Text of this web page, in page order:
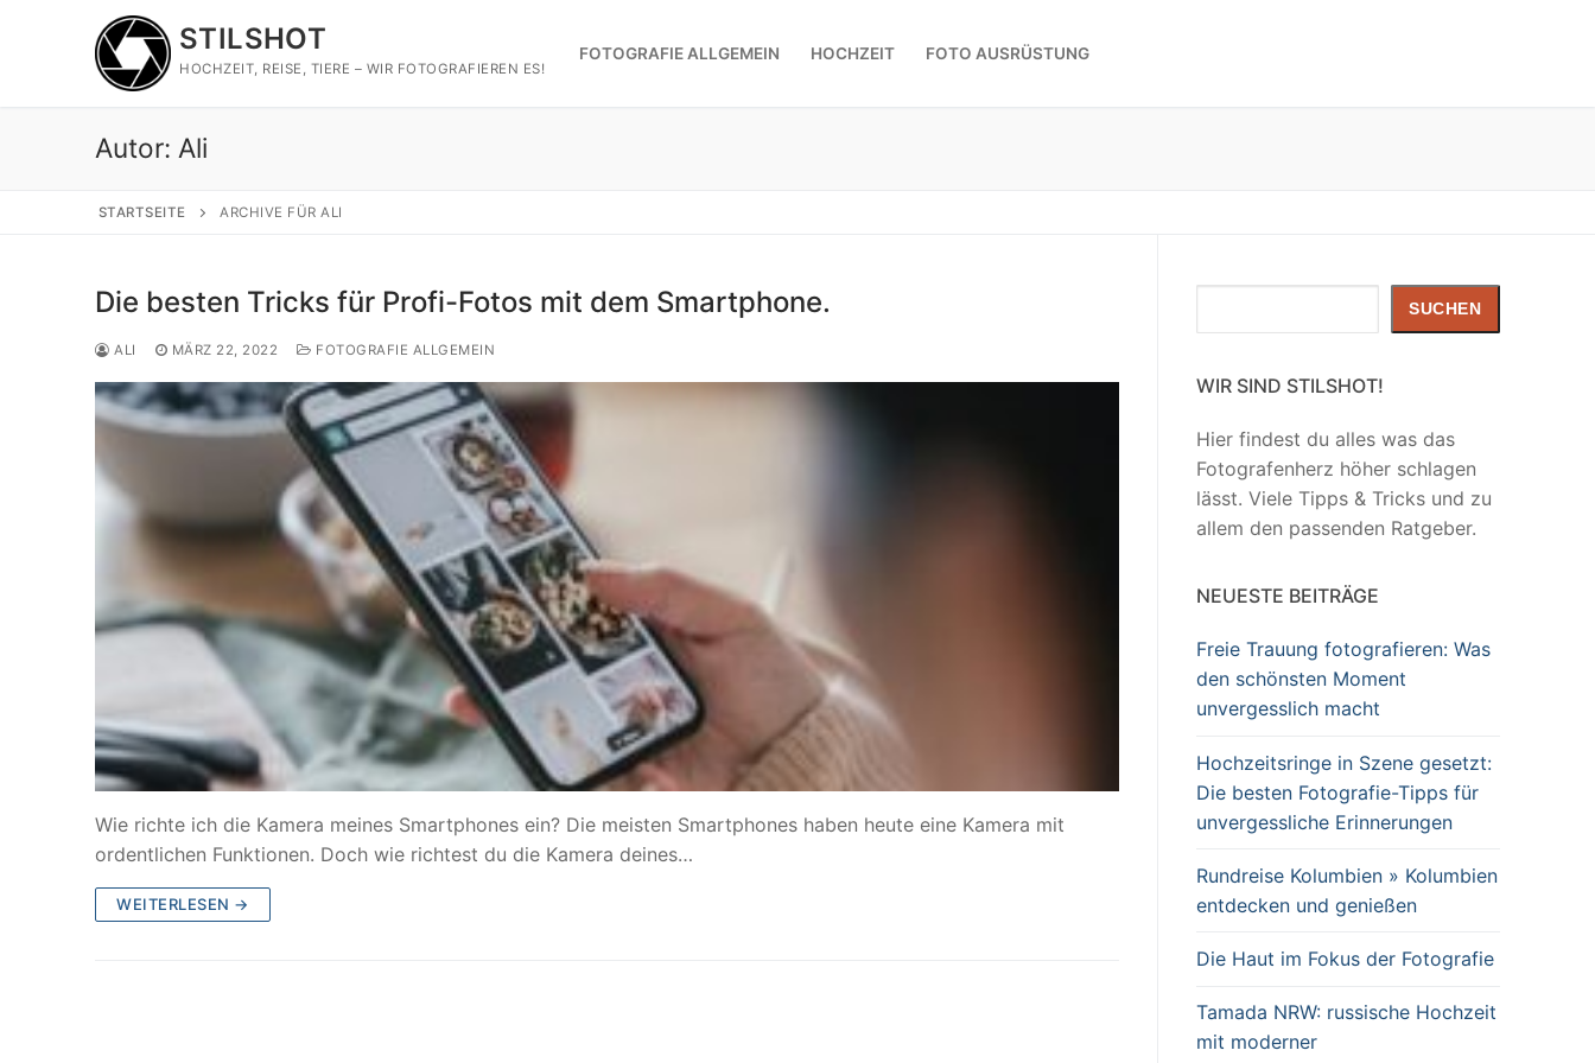
STILSHOT
HOCHZEIT, REISE, TIERE – WIR FOTOGRAFIEREN ES!
FOTOGRAFIE ALLGEMEIN HOCHZEIT FOTO AUSRÜSTUNG
Autor: Ali
STARTSEITE ARCHIVE FÜR ALI
Die besten Tricks für Profi-Fotos mit dem Smartphone.
ALI MÄRZ 22, 2022 FOTOGRAFIE ALLGEMEIN
Wie richte ich die Kamera meines Smartphones ein? Die meisten Smartphones haben heute eine Kamera mit
ordentlichen Funktionen. Doch wie richtest du die Kamera deines…
WEITERLESEN →
SUCHEN
WIR SIND STILSHOT!
Hier findest du alles was das
Fotografenherz höher schlagen
lässt. Viele Tipps & Tricks und zu
allem den passenden Ratgeber.
NEUESTE BEITRÄGE
Freie Trauung fotografieren: Was
den schönsten Moment
unvergesslich macht
Hochzeitsringe in Szene gesetzt:
Die besten Fotografie-Tipps für
unvergessliche Erinnerungen
Rundreise Kolumbien » Kolumbien
entdecken und genießen
Die Haut im Fokus der Fotografie
Tamada NRW: russische Hochzeit
mit moderner